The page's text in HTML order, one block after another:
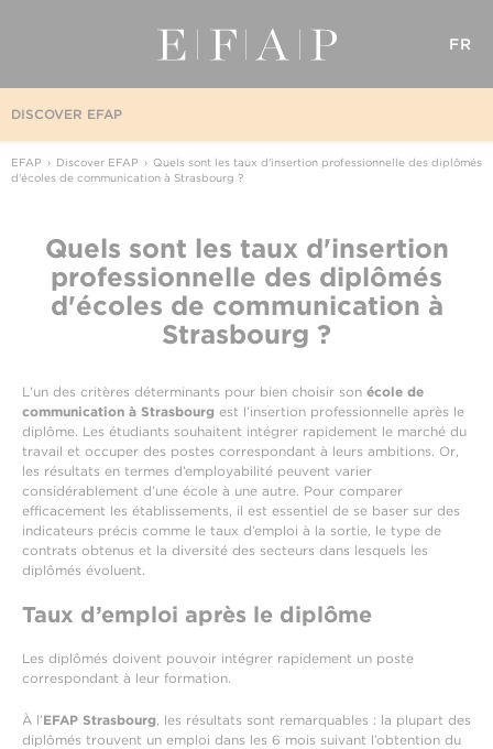
FR
DISCOVER EFAP
EFAP Discover EFAP
Quels sont les taux d'insertion professionnelle des diplômés
d'écoles de communication à Strasbourg ?
Quels sont les taux d'insertion
professionnelle des diplômés
d'écoles de communication à
Strasbourg ?
L’un des critères déterminants pour bien choisir son école de
communication à Strasbourg est l’insertion professionnelle après le
diplôme. Les étudiants souhaitent intégrer rapidement le marché du
travail et occuper des postes correspondant à leurs ambitions. Or,
les résultats en termes d’employabilité peuvent varier
considérablement d’une école à une autre. Pour comparer
efficacement les établissements, il est essentiel de se baser sur des
indicateurs précis comme le taux d’emploi à la sortie, le type de
contrats obtenus et la diversité des secteurs dans lesquels les
diplômés évoluent.
Taux d’emploi après le diplôme
Les diplômés doivent pouvoir intégrer rapidement un poste
correspondant à leur formation.
À l’EFAP Strasbourg, les résultats sont remarquables : la plupart des
diplômés trouvent un emploi dans les 6 mois suivant l’obtention du